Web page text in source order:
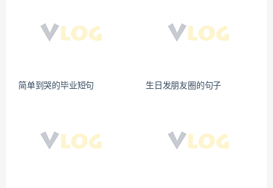
简单到哭的毕业短句 生日发朋友圈的句子